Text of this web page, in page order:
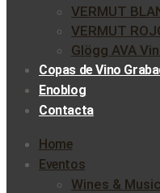
VERMUT
VERMUT
Glögg AVA
Copas de Vino
Enoblog
Contacta
Home
Eventos
Wines & Music